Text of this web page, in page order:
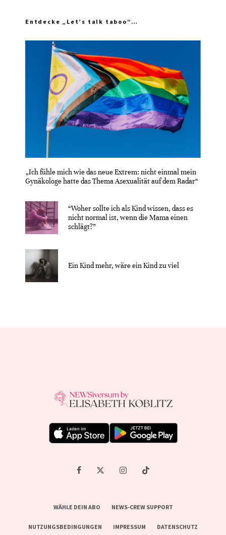
Entdecke „Let’s talk taboo“…
„Ich fühle mich wie das neue Extrem: nicht einmal mein
Gynäkologe hatte das Thema Asexualität auf dem Radar“
“Woher sollte ich als Kind wissen, dass es
nicht normal ist, wenn die Mama einen
schlägt?”
Ein Kind mehr, wäre ein Kind zu viel
WÄHLE DEIN ABO NEWS-CREW SUPPORT
NUTZUNGSBEDINGUNGEN IMPRESSUM DATENSCHUTZ